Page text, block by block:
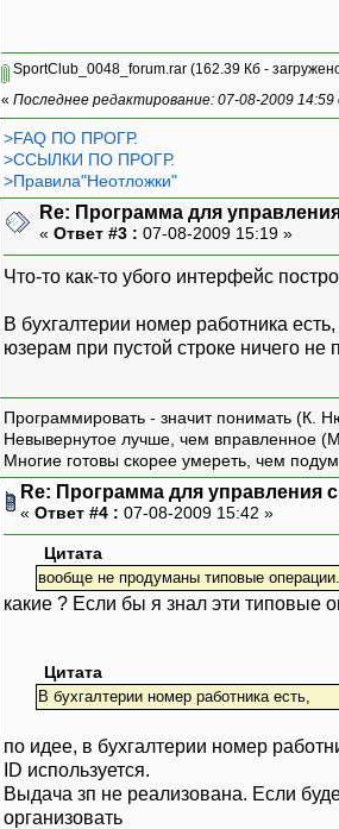
SportClub_0048_forum.rar (162.39 Кб -
« Последнее редактирование: 07-08-2009
>FAQ ПО ПРОГР.
>ССЫЛКИ ПО ПРОГР.
>Правила"Неотложки"
Re: Программа для
« Ответ #3 : 07-08-2009 15:19 »
Что-то как-то убого интерфейс
В бухгалтерии номер работника
юзерам при пустой строке ничего
Программировать - значит понимать (К.
Невывернутое лучше, чем вправленное
Многие готовы скорее умереть, чем
Re: Программа для управления
« Ответ #4 : 07-08-2009 15:42 »
Цитата
вообще не продуманы типовые операции.
какие ? Если бы я знал эти типовые
Цитата
В бухгалтерии номер работника есть,
по идее, в бухгалтерии номер
ID используется.
Выдача зп не реализована. Если
организовать